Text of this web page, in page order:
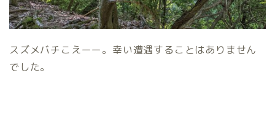
スズメバチこえーー。幸い遭遇することはありません
でした。